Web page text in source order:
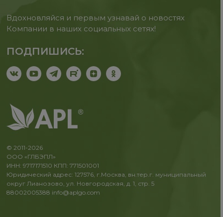
Вдохновляйся и первым узнавай о новостях
Компании в наших социальных сетях!
ПОДПИШИСЬ:
© 2011-2026
ООО «ГЛБЭПЛ»
ИНН: 9717171510 КПП: 771501001
Юридический адрес: 127576, г.Москва, вн.тер.г. муниципальный
округ Лианозово, ул. Новгородская, д. 1, стр. 5
88002005388 info@aplgo.com